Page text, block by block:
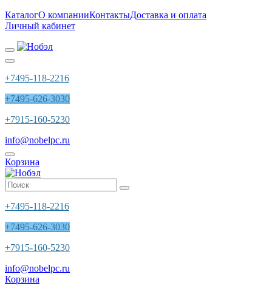
КаталогО компанииКонтактыДоставка и оплата
Личный кабинет
+7495-118-2216
+7495-626-3030
+7915-160-5230
info@nobelpc.ru
Корзина
+7495-118-2216
+7495-626-3030
+7915-160-5230
info@nobelpc.ru
Корзина